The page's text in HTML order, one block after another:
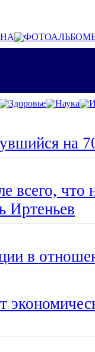
Здоровье Наука
на
всего, что
Иртеньев
в